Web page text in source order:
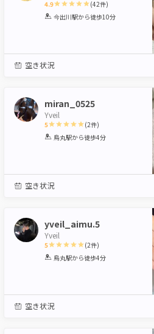
4.9
1 2 3 4 5
(42件)
今出川駅から徒歩10分
空き状況
miran_0525
Yveil
5
1 2 3 4 5
(2件)
烏丸駅から徒歩4分
空き状況
yveil_aimu.5
Yveil
5
1 2 3 4 5
(2件)
烏丸駅から徒歩4分
空き状況